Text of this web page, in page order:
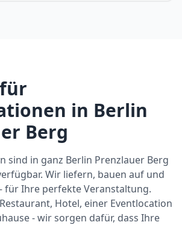
in Berlin
Berg
sind in ganz Berlin Prenzlauer Berg
Wir liefern, bauen auf und
für Ihre perfekte Veranstaltung.
Hotel, einer Eventlocation
- wir sorgen dafür, dass Ihre